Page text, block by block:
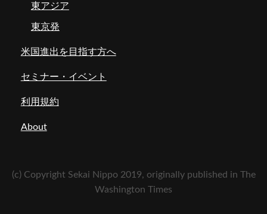
東アジア
東京発
米国進出を目指す方へ
セミナー・イベント
利用規約
About
(c) Copyright Sekai Nippo 2019, originally published in The
Washington Times